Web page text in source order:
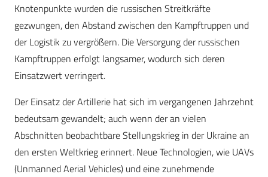
Knotenpunkte wurden die russischen Streitkräfte
gezwungen, den Abstand zwischen den Kampftruppen und
der Logistik zu vergrößern. Die Versorgung der russischen
Kampftruppen erfolgt langsamer, wodurch sich deren
Einsatzwert verringert.
Der Einsatz der Artillerie hat sich im vergangenen Jahrzehnt
bedeutsam gewandelt; auch wenn der an vielen
Abschnitten beobachtbare Stellungskrieg in der Ukraine an
den ersten Weltkrieg erinnert. Neue Technologien, wie UAVs
(Unmanned Aerial Vehicles) und eine zunehmende